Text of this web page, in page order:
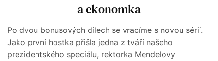
a ekonomka
Po dvou bonusových dílech se vracíme s novou sérií.
Jako první hostka přišla jedna z tváří našeho
prezidentského speciálu, rektorka Mendelovy